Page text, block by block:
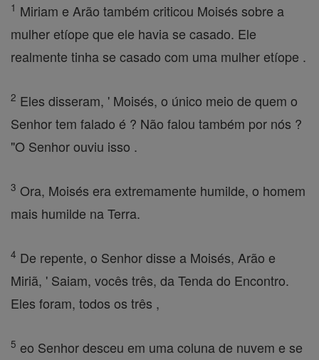
1 Miriam e Arão também criticou Moisés sobre a
mulher etíope que ele havia se casado. Ele
realmente tinha se casado com uma mulher etíope .
2 Eles disseram, ' Moisés, o único meio de quem o
Senhor tem falado é ? Não falou também por nós ?
"O Senhor ouviu isso .
3 Ora, Moisés era extremamente humilde, o homem
mais humilde na Terra.
4 De repente, o Senhor disse a Moisés, Arão e
Miriã, ' Saiam, vocês três, da Tenda do Encontro.
Eles foram, todos os três ,
5 eo Senhor desceu em uma coluna de nuvem e se